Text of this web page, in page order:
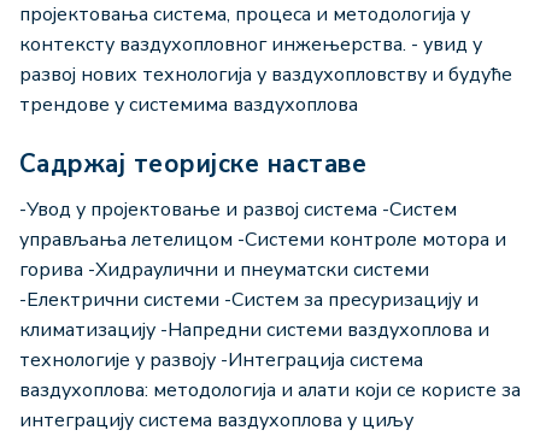
пројектовања система, процеса и методологија у
контексту ваздухопловног инжењерства. - увид у
развој нових технологија у ваздухопловству и будуће
трендове у системима ваздухоплова
Садржај теоријске наставе
-Увод у пројектовање и развој система -Систем
управљања летелицом -Системи контроле мотора и
горива -Хидраулични и пнеуматски системи
-Електрични системи -Систем за пресуризацију и
климатизацију -Напредни системи ваздухоплова и
технологије у развоју -Интеграција система
ваздухоплова: методологија и алати који се користе за
интеграцију система ваздухоплова у циљу